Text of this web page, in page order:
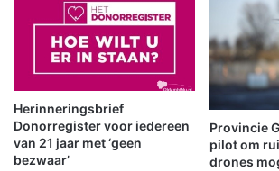
g
7
d
e
s
e
n
m
Herinneringsbrief
Donorregister voor iedereen
van 21 jaar met ‘geen
bezwaar’
Provincie
pilot om
drones